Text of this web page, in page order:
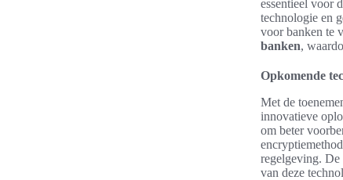
essentieel voor
technologie en
voor banken te
banken,
Opkomende
Met de
innovatieve
om beter
regelgeving. De
van deze